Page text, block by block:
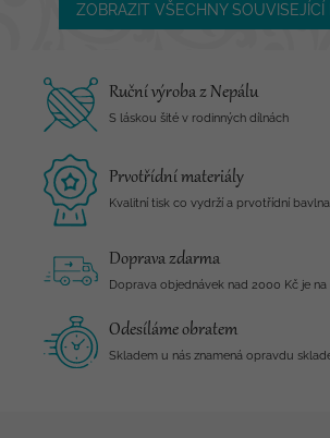
ZOBRAZIT VŠECHNY SOUVISEJÍCÍ
Ruční výroba z Nepálu
S láskou šité v rodinných dílnách
Prvotřídní materiály
Kvalitní tisk co vydrží a prvotřídní bavlna
Doprava zdarma
Doprava objednávek nad 2000 Kč je na
Odesíláme obratem
Skladem u nás znamená opravdu